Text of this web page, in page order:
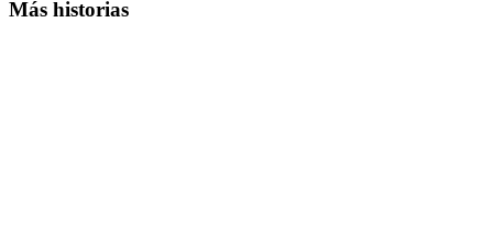
Más historias